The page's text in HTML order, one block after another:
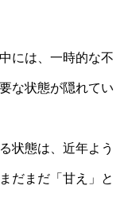
には、一時的な不
な状態が隠れてい
状態は、近年よう
だまだ「甘え」と